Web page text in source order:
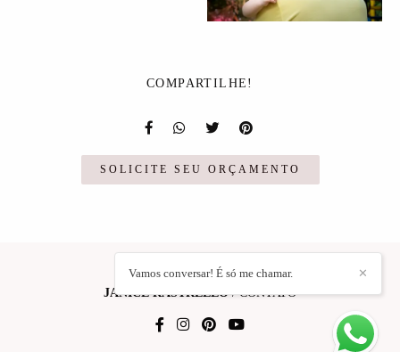
COMPARTILHE!
SOLICITE SEU ORÇAMENTO
JANICE RASTRELLO/CONTATO
✕
Vamos conversar! É só me chamar.